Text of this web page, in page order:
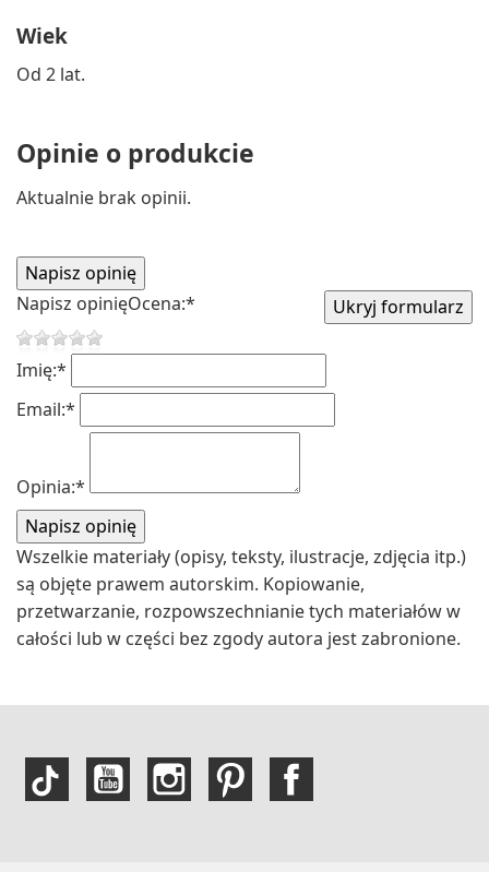
Wiek
Od 2 lat.
Opinie o produkcie
Aktualnie brak opinii.
Napisz opinięOcena:*
Imię:*
Email:*
Opinia:*
Wszelkie materiały (opisy, teksty, ilustracje, zdjęcia itp.)
są objęte prawem autorskim. Kopiowanie,
przetwarzanie, rozpowszechnianie tych materiałów w
całości lub w części bez zgody autora jest zabronione.